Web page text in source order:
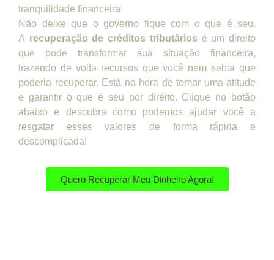
tranquilidade financeira!
Não deixe que o governo fique com o que é seu.
A recuperação de créditos tributários é um direito
que pode transformar sua situação financeira,
trazendo de volta recursos que você nem sabia que
poderia recuperar. Está na hora de tomar uma atitude
e garantir o que é seu por direito. Clique no botão
abaixo e descubra como podemos ajudar você a
resgatar esses valores de forma rápida e
descomplicada!
Quero Recuperar Meu Dinheiro Agora!